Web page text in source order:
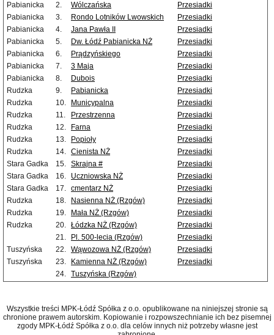
Pabianicka
2. Wólczańska
Przesiadki
Pabianicka
3. Rondo Lotników Lwowskich
Przesiadki
Pabianicka
4. Jana Pawła II
Przesiadki
Pabianicka
5. Dw. Łódź Pabianicka NŻ
Przesiadki
Pabianicka
6. Prądzyńskiego
Przesiadki
Pabianicka
7. 3 Maja
Przesiadki
Pabianicka
8. Dubois
Przesiadki
Rudzka
9. Pabianicka
Przesiadki
Rudzka
10. Municypalna
Przesiadki
Rudzka
11. Przestrzenna
Przesiadki
Rudzka
12. Farna
Przesiadki
Rudzka
13. Popioły
Przesiadki
Rudzka
14. Cienista NŻ
Przesiadki
Stara Gadka
15. Skrajna #
Przesiadki
Stara Gadka
16. Uczniowska NŻ
Przesiadki
Stara Gadka
17. cmentarz NŻ
Przesiadki
Rudzka
18. Nasienna NŻ (Rzgów)
Przesiadki
Rudzka
19. Mała NŻ (Rzgów)
Przesiadki
Rudzka
20. Łódzka NŻ (Rzgów)
Przesiadki
21.
Pl. 500-lecia (Rzgów)
Przesiadki
Tuszyńska
22. Wąwozowa NŻ (Rzgów)
Przesiadki
Tuszyńska
23. Kamienna NŻ (Rzgów)
Przesiadki
24. Tuszyńska (Rzgów)
Wszystkie treści MPK-Łódź Spółka z o.o. opublikowane na niniejszej stronie są
chronione prawem autorskim. Kopiowanie i rozpowszechnianie ich bez pisemnej
zgody MPK-Łódź Spółka z o.o. dla celów innych niż potrzeby własne jest